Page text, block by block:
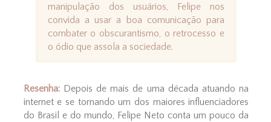
manipulação dos usuários, Felipe nos
convida a usar a boa comunicação para
combater o obscurantismo, o retrocesso e
o ódio que assola a sociedade.
Resenha:Depois de mais de uma década atuando na
internet e se tornando um dos maiores influenciadores
do Brasil e do mundo, Felipe Neto conta um pouco da